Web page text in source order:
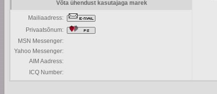
Võta ühendust kasutajaga marek
Mailiaadress:
Privaatsõnum:
MSN Messenger:
Yahoo Messenger:
AIM Aadress:
ICQ Number: